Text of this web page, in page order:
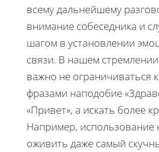
всему дальнейшему
внимание собеседника и
шагом в установлении
связи. В нашем
важно не ограничиваться
фразами наподобие
«Привет», а искать более
Например,
оживить даже самый